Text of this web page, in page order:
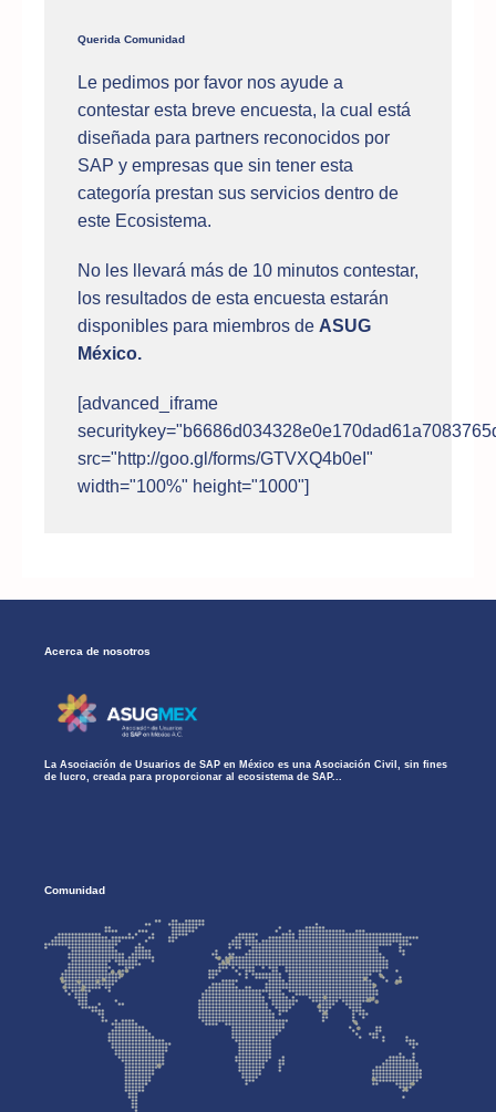
Querida Comunidad
Le pedimos por favor nos ayude a
contestar esta breve encuesta, la cual está
diseñada para partners reconocidos por
SAP y empresas que sin tener esta
categoría prestan sus servicios dentro de
este Ecosistema.
No les llevará más de 10 minutos contestar,
los resultados de esta encuesta estarán
disponibles para miembros de ASUG
México.
[advanced_iframe
src="http://goo.gl/forms/GTVXQ4b0eI"
width="100%" height="1000"]
Acerca de nosotros
La Asociación de Usuarios de SAP en México es una Asociación Civil, sin fines
de lucro, creada para proporcionar al ecosistema de SAP...
Comunidad